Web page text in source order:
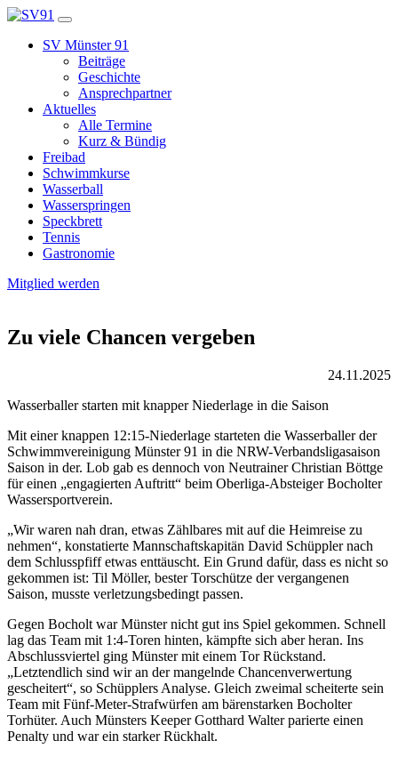
SV Münster 91
Beiträge
Geschichte
Ansprechpartner
Aktuelles
Alle Termine
Kurz & Bündig
Freibad
Schwimmkurse
Wasserball
Wasserspringen
Speckbrett
Tennis
Gastronomie
Mitglied werden
Zu viele Chancen vergeben
24.11.2025
Wasserballer starten mit knapper Niederlage in die Saison
Mit einer knappen 12:15-Niederlage starteten die Wasserballer der
Schwimmvereinigung Münster 91 in die NRW-Verbandsligasaison
Saison in der. Lob gab es dennoch von Neutrainer Christian Böttge
für einen „engagierten Auftritt“ beim Oberliga-Absteiger Bocholter
Wassersportverein.
„Wir waren nah dran, etwas Zählbares mit auf die Heimreise zu
nehmen“, konstatierte Mannschaftskapitän David Schüppler nach
dem Schlusspfiff etwas enttäuscht. Ein Grund dafür, dass es nicht so
gekommen ist: Til Möller, bester Torschütze der vergangenen
Saison, musste verletzungsbedingt passen.
Gegen Bocholt war Münster nicht gut ins Spiel gekommen. Schnell
lag das Team mit 1:4-Toren hinten, kämpfte sich aber heran. Ins
Abschlussviertel ging Münster mit einem Tor Rückstand.
„Letztendlich sind wir an der mangelnde Chancenverwertung
gescheitert“, so Schüpplers Analyse. Gleich zweimal scheiterte sein
Team mit Fünf-Meter-Strafwürfen am bärenstarken Bocholter
Torhüter. Auch Münsters Keeper Gotthard Walter parierte einen
Penalty und war ein starker Rückhalt.